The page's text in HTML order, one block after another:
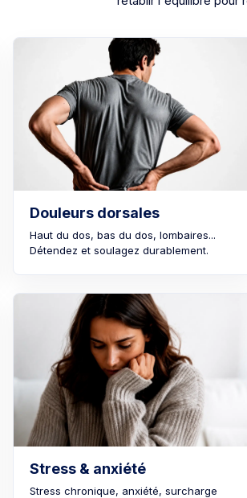
Douleurs dorsales
Haut du dos, bas du dos, lombaires...
Détendez et soulagez durablement.
Stress & anxiété
Stress chronique, anxiété, surcharge